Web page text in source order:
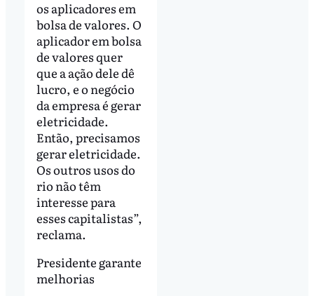
os aplicadores em
bolsa de valores. O
aplicador em bolsa
de valores quer
que a ação dele dê
lucro, e o negócio
da empresa é gerar
eletricidade.
Então, precisamos
gerar eletricidade.
Os outros usos do
rio não têm
interesse para
esses capitalistas”,
reclama.
Presidente garante
melhorias